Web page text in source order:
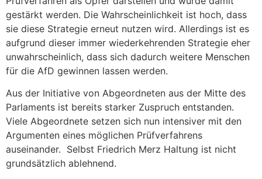
gestärkt werden. Die Wahrscheinlichkeit ist hoch, dass
sie diese Strategie erneut nutzen wird. Allerdings ist es
aufgrund dieser immer wiederkehrenden Strategie eher
unwahrscheinlich, dass sich dadurch weitere Menschen
für die AfD gewinnen lassen werden.
Aus der Initiative von Abgeordneten aus der Mitte des
Parlaments ist bereits starker Zuspruch entstanden.
Viele Abgeordnete setzen sich nun intensiver mit den
Argumenten eines möglichen Prüfverfahrens
auseinander. Selbst Friedrich Merz Haltung ist nicht
grundsätzlich ablehnend.